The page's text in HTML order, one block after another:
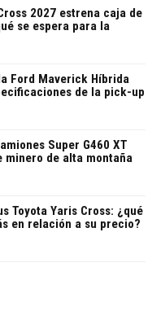
2027 estrena caja de
se espera para la
Ford Maverick Híbrida
de la pick-up
Super G460 XT
minero de alta montaña
Toyota Yaris Cross: ¿qué
en relación a su precio?